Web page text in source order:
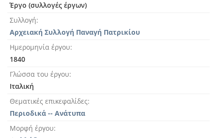
Έργο (συλλογές έργων)
Συλλογή
Αρχειακή Συλλογή Παναγή Πατρικίου
Ημερομηνία έργου
1840
Γλώσσα του έργου
Ιταλική
Θεματικές επικεφαλίδες
Περιοδικά -- Ανάτυπα
Μορφή έργου